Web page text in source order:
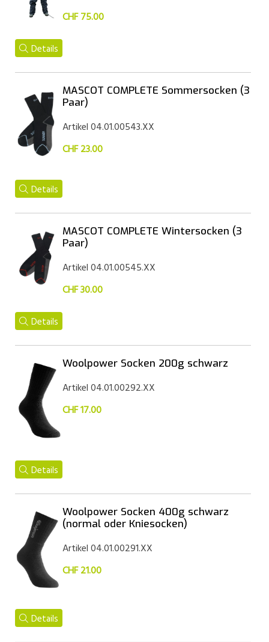
CHF 75.00
Details
MASCOT COMPLETE Sommersocken (3
Paar)
Artikel 04.01.00543.XX
CHF 23.00
Details
MASCOT COMPLETE Wintersocken (3
Paar)
Artikel 04.01.00545.XX
CHF 30.00
Details
Woolpower Socken 200g schwarz
Artikel 04.01.00292.XX
CHF 17.00
Details
Woolpower Socken 400g schwarz
(normal oder Kniesocken)
Artikel 04.01.00291.XX
CHF 21.00
Details